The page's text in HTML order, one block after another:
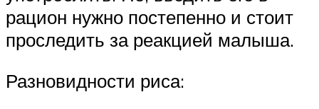
рацион нужно постепенно и стоит
проследить за реакцией малыша.
Разновидности риса: